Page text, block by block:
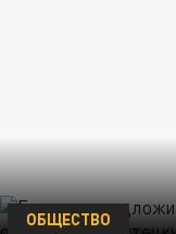
ОБЩЕСТВО